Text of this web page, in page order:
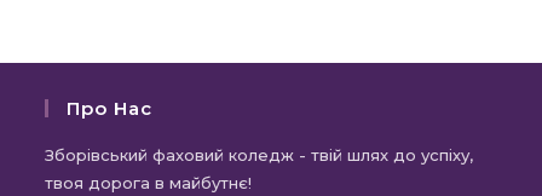
Про Нас
Зборівський фаховий коледж - твій шлях до успіху,
твоя дорога в майбутнє!